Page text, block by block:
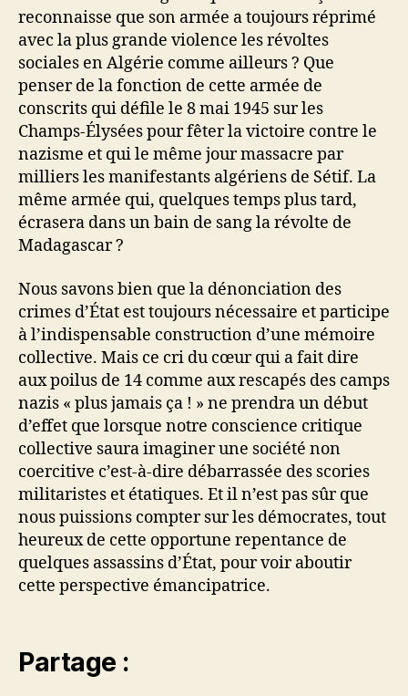
reconnaisse que son armée a toujours réprimé
avec la plus grande violence les révoltes
sociales en Algérie comme ailleurs ? Que
penser de la fonction de cette armée de
conscrits qui défile le 8 mai 1945 sur les
Champs-Élysées pour fêter la victoire contre le
nazisme et qui le même jour massacre par
milliers les manifestants algériens de Sétif. La
même armée qui, quelques temps plus tard,
écrasera dans un bain de sang la révolte de
Madagascar ?
Nous savons bien que la dénonciation des
crimes d’État est toujours nécessaire et participe
à l’indispensable construction d’une mémoire
collective. Mais ce cri du cœur qui a fait dire
aux poilus de 14 comme aux rescapés des camps
nazis « plus jamais ça ! » ne prendra un début
d’effet que lorsque notre conscience critique
collective saura imaginer une société non
coercitive c’est-à-dire débarrassée des scories
militaristes et étatiques. Et il n’est pas sûr que
nous puissions compter sur les démocrates, tout
heureux de cette opportune repentance de
quelques assassins d’État, pour voir aboutir
cette perspective émancipatrice.
Partage :